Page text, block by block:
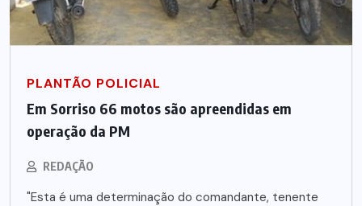
PLANTÃO POLICIAL
Em Sorriso 66 motos são apreendidas em
operação da PM
REDAÇÃO
"Esta é uma determinação do comandante, tenente